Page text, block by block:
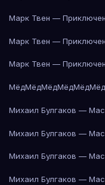
Марк Твен —
Марк Твен —
Марк Твен —
МёдМёдМёдМёдМёдМёд
Михаил Булгаков —
Михаил Булгаков —
Михаил Булгаков —
Михаил Булгаков —